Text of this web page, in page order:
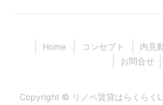
Home コンセプト 内見
お問合せ
Copyright © リノベ賃貸はらくらく